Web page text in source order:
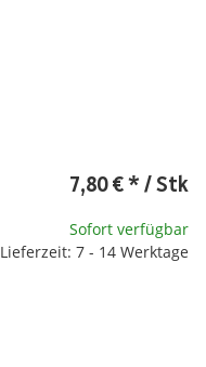
7,80 €* / Stk
Sofort verfügbar
Lieferzeit: 7 - 14 Werktage